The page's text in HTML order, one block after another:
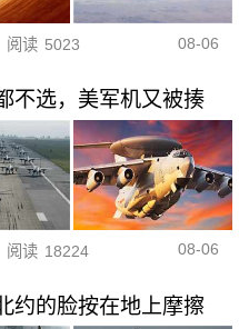
阅读 5023 08-06
不选，美军机又被揍
阅读 18224 08-06
约的脸按在地上摩擦